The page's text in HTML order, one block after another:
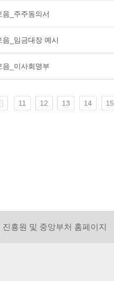
_주주동의서
_임금대장 예시
_이사회명부
11 12 13 14 15
진흥원 및 중앙부처 홈페이지